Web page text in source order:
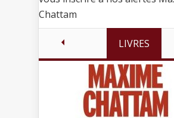
Chattam
LIVRES